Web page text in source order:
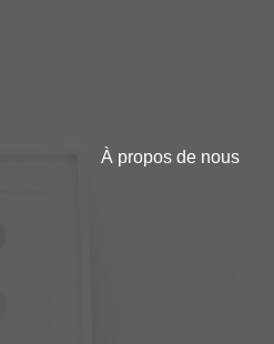
À propos de nous